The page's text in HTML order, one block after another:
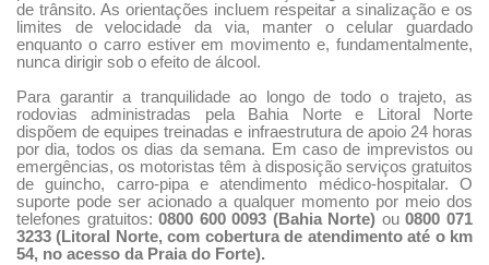
de trânsito. As orientações incluem respeitar a sinalização e os
limites de velocidade da via, manter o celular guardado
enquanto o carro estiver em movimento e, fundamentalmente,
nunca dirigir sob o efeito de álcool.
Para garantir a tranquilidade ao longo de todo o trajeto, as
rodovias administradas pela Bahia Norte e Litoral Norte
dispõem de equipes treinadas e infraestrutura de apoio 24 horas
por dia, todos os dias da semana. Em caso de imprevistos ou
emergências, os motoristas têm à disposição serviços gratuitos
de guincho, carro-pipa e atendimento médico-hospitalar. O
suporte pode ser acionado a qualquer momento por meio dos
telefones gratuitos:0800 600 0093 (Bahia Norte) ou0800 071
3233 (Litoral Norte, com cobertura de atendimento até o km
54, no acesso da Praia do Forte).